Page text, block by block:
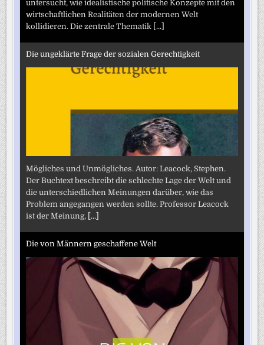
untersucht, wie idealistische politische Konzepte mit den
wirtschaftlichen Realitäten der modernen Welt
kollidieren. Die zentrale Thematik [...]
Die ungeklärte Frage der sozialen Gerechtigkeit
Mögliches und Unmögliches. Autor: Leacock, Stephen.
Der Buchtext beschreibt die schlechte Lage der Welt und
die unterschiedlichen Meinungen darüber, wie das
Problem angegangen werden sollte. Professor Leacock
ist der Meinung, [...]
Die von Männern geschaffene Welt